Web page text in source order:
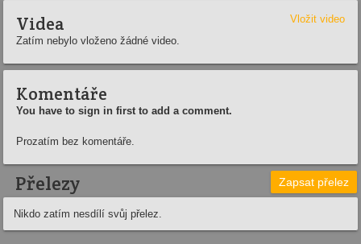
Videa
Vložit video
Zatím nebylo vloženo žádné video.
Komentáře
You have to sign in first to add a comment.
Prozatím bez komentáře.
Přelezy Zapsat přelez
Nikdo zatím nesdílí svůj přelez.